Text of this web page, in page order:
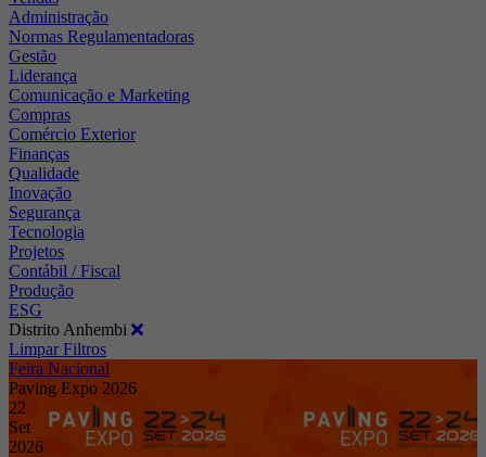
Administração
Normas Regulamentadoras
Gestão
Liderança
Comunicação e Marketing
Compras
Comércio Exterior
Finanças
Qualidade
Inovação
Segurança
Tecnologia
Projetos
Contábil / Fiscal
Produção
ESG
Distrito Anhembi
Limpar Filtros
Feira Nacional
Paving Expo 2026
22
Set
2026